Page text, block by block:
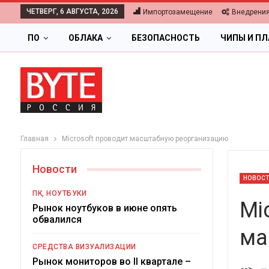
ЧЕТВЕРГ, 6 АВГУСТА, 2026 Импортозамещение Внедрения
ПО ОБЛАКА БЕЗОПАСНОСТЬ ЧИПЫ И
Главная Microsoft проводит масштабную реорганизацию
Новости
ПК, НОУТБУКИ
Рынок ноутбуков в июне опять
обвалился
СРЕДСТВА ВИЗУАЛИЗАЦИИ
Рынок мониторов во II квартале –Цифровая экономика 2026.